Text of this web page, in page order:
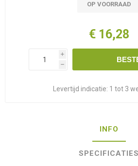
OP VOORRAAD
€ 16,28
i
h
Levertijd indicatie: 1 tot 3
INFO
SPECIFICATIES